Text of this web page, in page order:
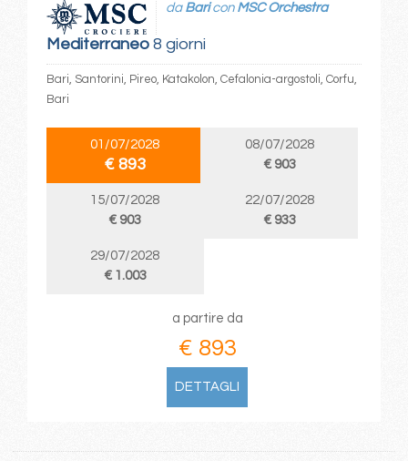
Mediterraneo8 giorni
da Baricon MSC Orchestra
Bari, Santorini, Pireo, Katakolon, Cefalonia-argostoli, Corfu,
Bari
01/07/2028
€ 893
08/07/2028
€ 903
15/07/2028
€ 903
22/07/2028
€ 933
29/07/2028
€ 1.003
a partire da
€ 893
DETTAGLI